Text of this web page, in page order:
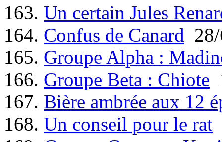
163. Un certain Jules
164. Confus de Canard
165. Groupe Alpha :
166. Groupe Beta : Chiote
167. Bière ambrée aux 12
168. Un conseil pour le rat